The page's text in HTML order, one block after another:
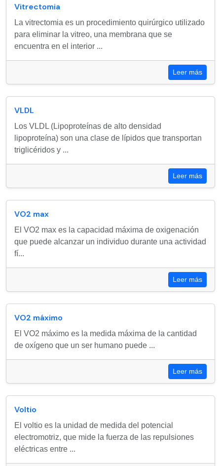
Vitrectomia
La vitrectomia es un procedimiento quirúrgico utilizado
para eliminar la vitreo, una membrana que se
encuentra en el interior ...
Leer más
VLDL
Los VLDL (Lipoproteínas de alto densidad
lipoproteína) son una clase de lípidos que transportan
triglicéridos y ...
Leer más
VO2 max
El VO2 max es la capacidad máxima de oxigenación
que puede alcanzar un individuo durante una actividad
fí...
Leer más
VO2 máximo
El VO2 máximo es la medida máxima de la cantidad
de oxígeno que un ser humano puede ...
Leer más
Voltio
El voltio es la unidad de medida del potencial
electromotriz, que mide la fuerza de las repulsiones
eléctricas entre ...